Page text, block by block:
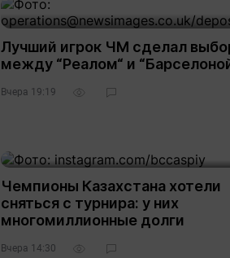
Лучший игрок ЧМ сделал
между “Реалом“ и
Вчера 19:19
Чемпионы Казахстана хотели
сняться с турнира: у них
многомиллионные долги
Вчера 14:30